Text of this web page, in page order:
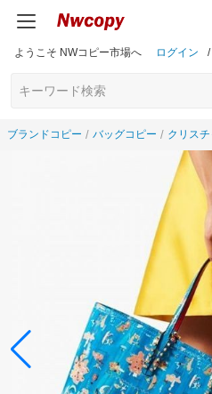
ようこそ NWコピー市場へ ログイン /
ブランドコピー バッグコピー クリス